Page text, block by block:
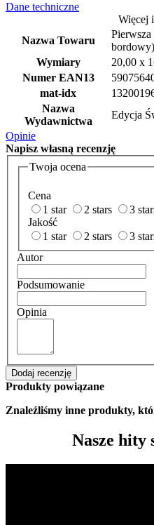
Dane techniczne
Więcej
Nazwa Towaru
bordowy)
Wymiary
20,00 x
Numer EAN13
mat-idx
Nazwa
Wydawnictwa
Edycja
Opinie
Napisz własną recenzję
Twoja ocena
Cena
1 star
2 stars 3
Jakość
1 star
2 stars 3
Autor
Podsumowanie
Opinia
Dodaj recenzję
Produkty powiązane
Znaleźliśmy inne produkty,
Nasze hity